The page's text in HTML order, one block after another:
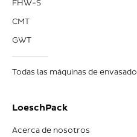
FHW-S
CMT
GWT
Todas las máquinas de envasado
LoeschPack
Acerca de nosotros